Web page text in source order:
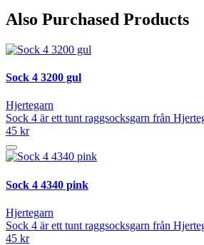
Also Purchased Products
Sock 4 3200 gul
Hjertegarn
Sock 4 är ett tunt raggsocksgarn från
45 kr
Sock 4 4340 pink
Hjertegarn
Sock 4 är ett tunt raggsocksgarn från
45 kr